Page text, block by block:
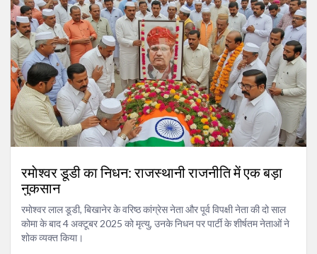
रमाेश्वर डूडी का निधन: राजस्थानी राजनीति में एक बड़ा
नुकसान
रमाेश्वर लाल डूडी, बिखानेर के वरिष्ठ कांग्रेस नेता और पूर्व विपक्षी नेता की दो साल
कोमा के बाद 4 अक्टूबर 2025 को मृत्यु, उनके निधन पर पार्टी के शीर्षतम नेताओं ने
शोक व्यक्त किया।